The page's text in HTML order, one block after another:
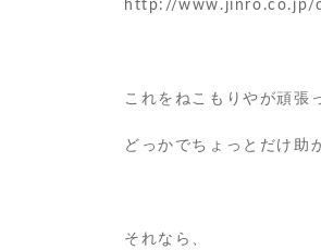
http://www.jinro.co.jp/
これをねこもりやが頑張
どっかでちょっとだけ助
それなら、